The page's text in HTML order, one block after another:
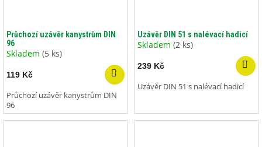
Průchozí uzávěr kanystrům DIN
96
Skladem (5 ks)
119 Kč
Průchozí uzávěr kanystrům DIN
96
Uzávěr DIN 51 s nalévací hadicí
Skladem (2 ks)
239 Kč
Uzávěr DIN 51 s nalévací hadicí